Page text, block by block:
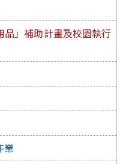
」補助計畫及校園執行
業